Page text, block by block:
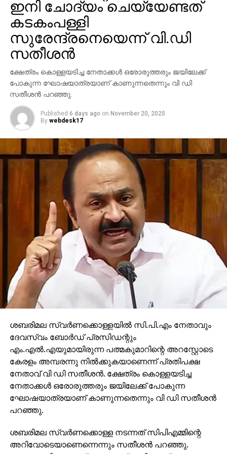
പുറത്തിറങ്ങുകയും, ‘എന്നാ തുടങ്ങാം’ എന്ന് മമ്മൂട്ടി
മേജര്‍ രവിയോടു പറയുകയും ചെയ്തതായാണ്
വെളിപ്പെടുത്തല്‍. മലയാള സിനിമയില്‍ ഏറ്റവും
കൃത്യവും സമയനിയമനമുള്ള നടന്‍
മമ്മൂട്ടിയാണെന്നും, ചെറിയ വിഷമങ്ങള്‍ വന്നാലും അത്
അഭിമുഖത്തില്‍ പറഞ്ഞു. മിഷന്‍ 90 ഡേയ്‌സ് ബോക്‌സ്
ഓഫീസില്‍ വലിയ വിജയം നേടിയില്ലെങ്കിലും
ചിത്രത്തിന്റെ ലൊക്കേഷന്‍ ഓര്‍മ്മകളില്‍ ഈ
സംഭവത്തിന് പ്രത്യേക സ്ഥാനമുണ്ട്.
ഇനി ചോദ്യം ചെയ്യേണ്ടത്
കടകംപള്ളി
സുരേന്ദ്രനെയെന്ന് വി.ഡി
സതീശന്‍
ക്ഷേത്രം കൊള്ളയടിച്ച നേതാക്കള്‍ ഒരോരുത്തരും ജയിലേക്ക്
പോകുന്ന ഘോഷയാത്രയാണ് കാണുന്നതെന്നും വി ഡി
സതീശന്‍ പറഞ്ഞു.
Published 6 days ago on November 20, 2025
By webdesk17
ശബരിമല സ്വര്‍ണക്കൊള്ളയില്‍ സി.പി.എം നേതാവും
ദേവസ്വം ബോര്‍ഡ് പ്രസിഡന്റും
എം.എല്‍.എയുമായിരുന്ന പത്മകുമാറിന്റെ അറസ്റ്റോടെ
കേരളം അമ്പരന്നു നില്‍ക്കുകയാണെന്ന് പ്രതിപക്ഷ
നേതാവ് വി ഡി സതീശന്‍. ക്ഷേത്രം കൊള്ളയടിച്ച
നേതാക്കള്‍ ഒരോരുത്തരും ജയിലേക്ക് പോകുന്ന
ഘോഷയാത്രയാണ് കാണുന്നതെന്നും വി ഡി സതീശന്‍
പറഞ്ഞു.
ശബരിമല സ്വര്‍ണക്കൊള്ള നടന്നത് സിപിഎമ്മിന്റെ
അറിവോടെയാണെന്നെന്നും സതീശന്‍ പറഞ്ഞു.